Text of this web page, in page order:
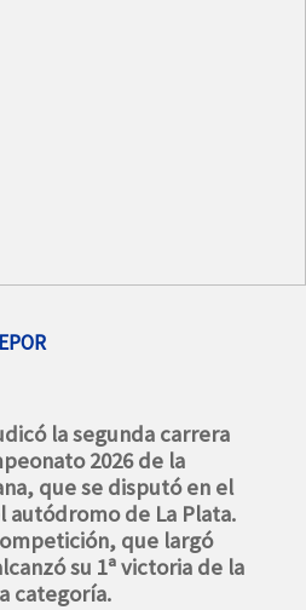
la segunda carrera
2026 de la
que se disputó en el
autódromo de La Plata.
que largó
su 1ª victoria de la
categoría.